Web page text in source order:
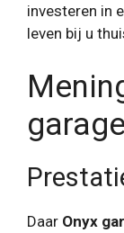
investeren in
leven bij u
Daar Onyx